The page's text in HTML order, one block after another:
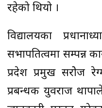
रहेको थियो ।
विद्यालयका
सभापतित्वमा सम्पन्न
प्रदेश प्रमुख सरोेज
प्रबन्धक युवराज थापाले